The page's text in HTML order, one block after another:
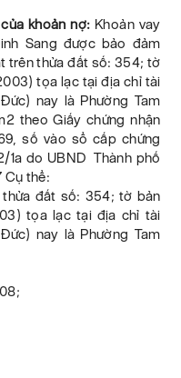
khoản nợ: Khoản vay
Sang được bảo đảm
trên thửa đất số: 354; tờ
tọa lạc tại địa chỉ tài
nay là Phường Tam
theo Giấy chứng nhận
số vào sổ cấp chứng
1a do UBND Thành phố
Cụ thể:
thửa đất số: 354; tờ bản
tọa lạc tại địa chỉ tài
nay là Phường Tam